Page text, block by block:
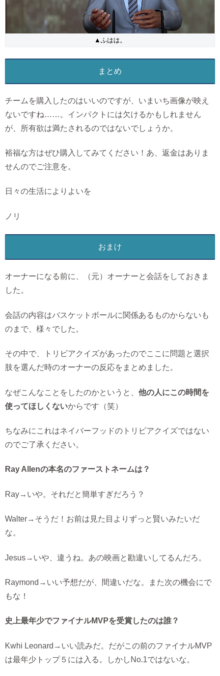
▲ふはは。
まとめ
チームを購入したのはいいのですが、いまいち画像が映え
ないですね……。インパクトには欠けるかもしれません
が、所有欲は満たされるのではないでしょうか。
裕福な方はぜひ購入してみてください！あ、返金はありま
せんのでご注意を。
日々の生活によりよいを
ノリ
おまけ
オーナーになる前に、（元）オーナーと会話をしておきま
した。
会話の内容はバスケットボールに関係あるものからないも
のまで、様々でした。
その中で、トリビアクイズがあったのでここに問題と選択
肢を選んだ時のオーナーの反応をまとめました。
なぜこんなことをしたのかというと、 他の人にこの時間を
使ってほしくないからです（笑）
ちなみにこれはネイバーフッドのトリビアクイズではない
のでご了承ください。
Ray Allenの本名のファーストネームは？
Ray→いや。それだと簡単すぎだろう？
Walter→そうだ！お前は見た目よりずっと賢いみたいだ
な。
Jesus→いや、違うね。あの映画と勘違いしてるんだろ。
Raymond→いい予想だが、間違いだな。また次の機会にで
もな！
史上最年少でファイナルMVPを受賞したのは誰？
Kwhi Leonard→いい読みだ。だがこの前のファイナルMVP
は最年少トップ５には入る。しかしNo.1ではないな。